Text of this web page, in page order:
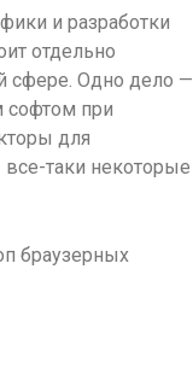
и разработки
отдельно
сфере. Одно дело —
софтом при
для
таки некоторые
браузерных